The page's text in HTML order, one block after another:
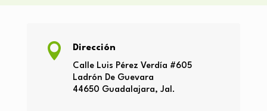
 Dirección
Calle Luis Pérez Verdía #605
Ladrón De Guevara
44650 Guadalajara, Jal.